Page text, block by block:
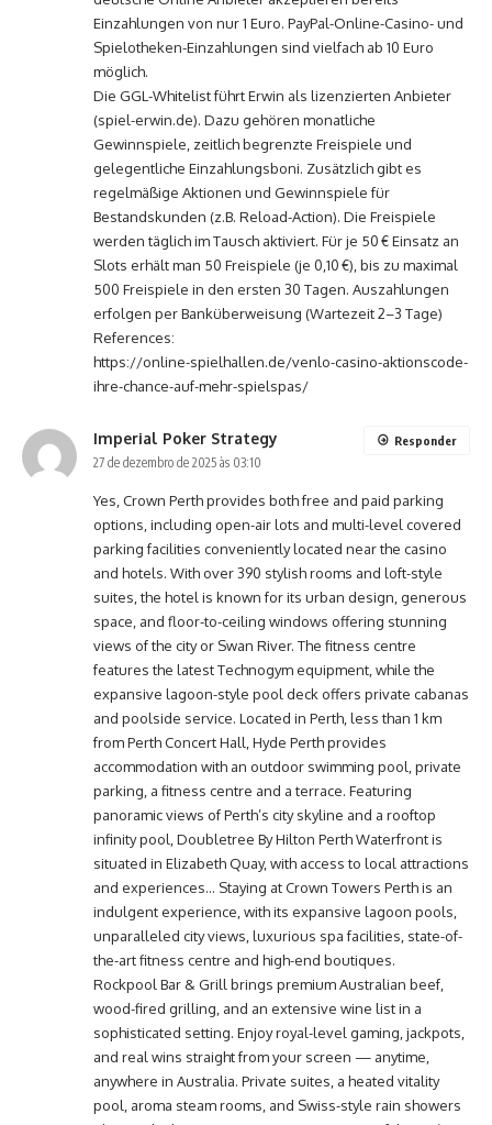
Einzahlungen von nur 1 Euro. PayPal-Online-Casino- und
Spielotheken-Einzahlungen sind vielfach ab 10 Euro
möglich.
Die GGL-Whitelist führt Erwin als lizenzierten Anbieter
(spiel-erwin.de). Dazu gehören monatliche
Gewinnspiele, zeitlich begrenzte Freispiele und
gelegentliche Einzahlungsboni. Zusätzlich gibt es
regelmäßige Aktionen und Gewinnspiele für
Bestandskunden (z.B. Reload-Action). Die Freispiele
werden täglich im Tausch aktiviert. Für je 50 € Einsatz an
Slots erhält man 50 Freispiele (je 0,10 €), bis zu maximal
500 Freispiele in den ersten 30 Tagen. Auszahlungen
erfolgen per Banküberweisung (Wartezeit 2–3 Tage)
References:
https://online-spielhallen.de/venlo-casino-aktionscode-
ihre-chance-auf-mehr-spielspas/
Imperial Poker Strategy
27 de dezembro de 2025 às 03:10
Yes, Crown Perth provides both free and paid parking
options, including open-air lots and multi-level covered
parking facilities conveniently located near the casino
and hotels. With over 390 stylish rooms and loft-style
suites, the hotel is known for its urban design, generous
space, and floor-to-ceiling windows offering stunning
views of the city or Swan River. The fitness centre
features the latest Technogym equipment, while the
expansive lagoon-style pool deck offers private cabanas
and poolside service. Located in Perth, less than 1 km
from Perth Concert Hall, Hyde Perth provides
accommodation with an outdoor swimming pool, private
parking, a fitness centre and a terrace. Featuring
panoramic views of Perth’s city skyline and a rooftop
infinity pool, Doubletree By Hilton Perth Waterfront is
situated in Elizabeth Quay, with access to local attractions
and experiences… Staying at Crown Towers Perth is an
indulgent experience, with its expansive lagoon pools,
unparalleled city views, luxurious spa facilities, state-of-
the-art fitness centre and high-end boutiques.
Rockpool Bar & Grill brings premium Australian beef,
wood-fired grilling, and an extensive wine list in a
sophisticated setting. Enjoy royal-level gaming, jackpots,
and real wins straight from your screen — anytime,
anywhere in Australia. Private suites, a heated vitality
pool, aroma steam rooms, and Swiss-style rain showers
Responder